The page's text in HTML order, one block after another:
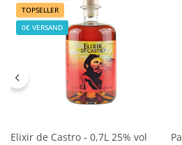
TOPSELLER
0€ VERSAND
Elixir de Castro - 0,7L 25% vol